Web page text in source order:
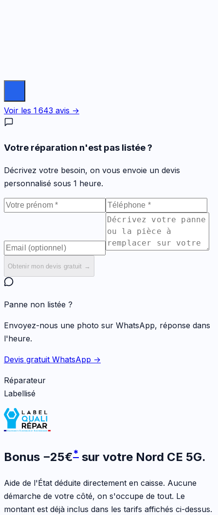
Voir les 1 643 avis →
Votre réparation n'est pas listée ?
Décrivez votre besoin, on vous envoie un devis
personnalisé sous 1 heure.
Obtenir mon devis gratuit →
Panne non listée ?
Envoyez-nous une photo sur WhatsApp, réponse dans
l'heure.
Devis gratuit WhatsApp →
Réparateur
Labellisé
Bonus −25€* sur votre Nord CE 5G.
Aide de l'État déduite directement en caisse. Aucune
démarche de votre côté, on s'occupe de tout. Le
montant est déjà inclus dans les tarifs affichés ci-dessus.